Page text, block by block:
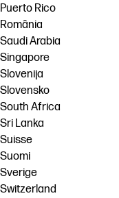
Puerto Rico
România
Saudi Arabia
Singapore
Slovenija
Slovensko
South Africa
Sri Lanka
Suisse
Suomi
Sverige
Switzerland